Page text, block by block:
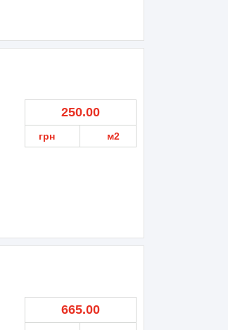
250.00
грн м2
665.00